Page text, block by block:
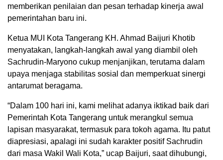
memberikan penilaian dan pesan terhadap kinerja awal
pemerintahan baru ini.
Ketua MUI Kota Tangerang KH. Ahmad Baijuri Khotib
menyatakan, langkah-langkah awal yang diambil oleh
Sachrudin-Maryono cukup menjanjikan, terutama dalam
upaya menjaga stabilitas sosial dan memperkuat sinergi
antarumat beragama.
“Dalam 100 hari ini, kami melihat adanya iktikad baik dari
Pemerintah Kota Tangerang untuk merangkul semua
lapisan masyarakat, termasuk para tokoh agama. Itu patut
diapresiasi, apalagi ini sudah karakter positif Sachrudin
dari masa Wakil Wali Kota,” ucap Baijuri, saat dihubungi,